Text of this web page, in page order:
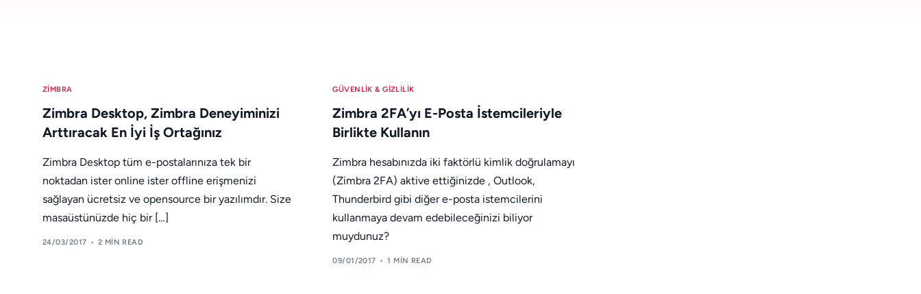
ZIMBRA
Zimbra Desktop, Zimbra Deneyiminizi
Arttıracak En İyi İş Ortağınız
Zimbra Desktop tüm e-postalarınıza tek bir
noktadan ister online ister offline erişmenizi
sağlayan ücretsiz ve opensource bir yazılımdır. Size
masaüstünüzde hiç bir […]
24/03/2017 2 MIN READ
GÜVENLIK & GIZLILIK
Zimbra 2FA’yı E-Posta İstemcileriyle
Birlikte Kullanın
Zimbra hesabınızda iki faktörlü kimlik doğrulamayı
(Zimbra 2FA) aktive ettiğinizde , Outlook,
Thunderbird gibi diğer e-posta istemcilerini
kullanmaya devam edebileceğinizi biliyor
muydunuz?
09/01/2017 1 MIN READ